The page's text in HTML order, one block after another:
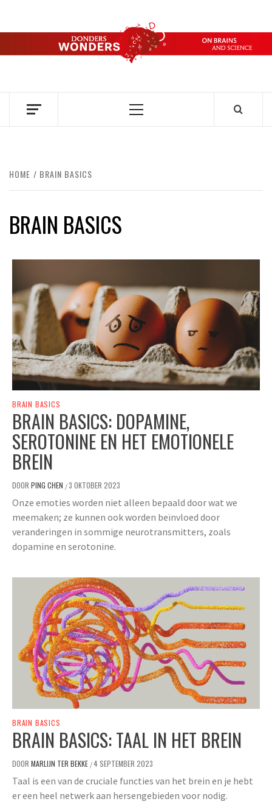
de
DONDERS
OVER HERSENEN EN WETENSCHAP // ON BRAINS AND
Primair
HOME BRAIN BASICS
BRAIN BASICS
BRAIN BASICS
BRAIN BASICS: DOPAMINE,
SEROTONINE EN HET EMOTIONELE
BREIN
DOOR PING CHEN /3 OKTOBER 2023
Onze emoties worden niet alleen bepaald door wat we
meemaken; ze kunnen ook worden beïnvloed door
veranderingen in sommige neurotransmitters, zoals
dopamine en serotonine.
BRAIN BASICS
BRAIN BASICS: TAAL IN HET BREIN
DOOR MARLIJN TER BEKKE /4 SEPTEMBER 2023
Taal is een van de cruciale functies van het brein en je hebt
er een heel netwerk aan hersengebieden voor nodig.